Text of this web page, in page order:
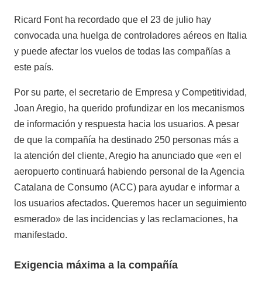
Ricard Font ha recordado que el 23 de julio hay
convocada una huelga de controladores aéreos en Italia
y puede afectar los vuelos de todas las compañías a
este país.
Por su parte, el secretario de Empresa y Competitividad,
Joan Aregio, ha querido profundizar en los mecanismos
de información y respuesta hacia los usuarios. A pesar
de que la compañía ha destinado 250 personas más a
la atención del cliente, Aregio ha anunciado que «en el
aeropuerto continuará habiendo personal de la Agencia
Catalana de Consumo (ACC) para ayudar e informar a
los usuarios afectados. Queremos hacer un seguimiento
esmerado» de las incidencias y las reclamaciones, ha
manifestado.
Exigencia máxima a la compañía